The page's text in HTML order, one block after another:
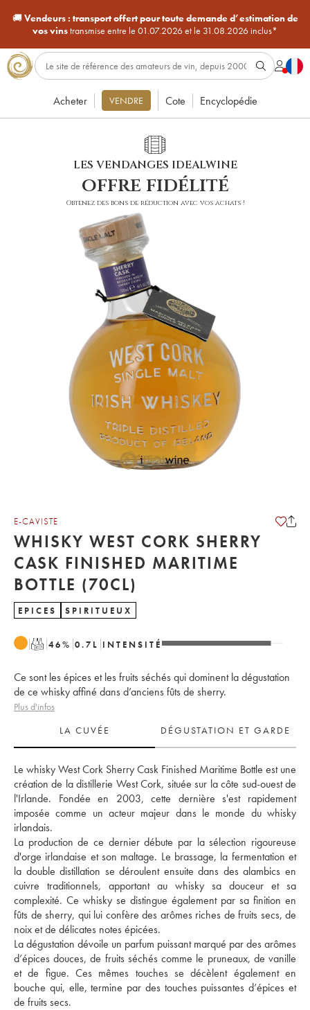
🚚Vendeurs : transport offert pour toute demande d’estimation de
vos vinstransmise entre le 01.07.2026 et le 31.08.2026 inclus*
Acheter VENDRE Cote Encyclopédie
LES VENDANGES IDEALWINE
offre fidélité
Obtenez des bons de réduction avec vos achats !
E-CAVISTE
WHISKY WEST CORK SHERRY
CASK FINISHED MARITIME
BOTTLE (70CL)
EPICES SPIRITUEUX
T 46% 0.7 L INTENSITÉ
Ce sont les épices et les fruits séchés qui dominent la dégustation
de ce whisky affiné dans d’anciens fûts de sherry.
Plus d'infos
LA CUVÉE
DÉGUSTATION ET GARDE
Le whisky West Cork Sherry Cask Finished Maritime Bottle est une
création de la distillerie West Cork, située sur la côte sud-ouest de
l'Irlande. Fondée en 2003, cette dernière s'est rapidement
imposée comme un acteur majeur dans le monde du whisky
irlandais.
La production de ce dernier débute par la sélection rigoureuse
d'orge irlandaise et son maltage. Le brassage, la fermentation et
la double distillation se déroulent ensuite dans des alambics en
cuivre traditionnels, apportant au whisky sa douceur et sa
complexité. Ce whisky se distingue également par sa finition en
fûts de sherry, qui lui confère des arômes riches de fruits secs, de
noix et de délicates notes épicées.
La dégustation dévoile un parfum puissant marqué par des arômes
d’épices douces, de fruits séchés comme le pruneaux, de vanille
et de figue. Ces mêmes touches se décèlent également en
bouche qui, elle, termine par des touches puissantes d’épices et
de fruits secs.